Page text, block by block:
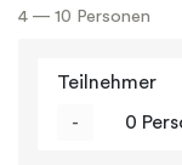
4 — 10 Personen
Teilnehmer
- 0